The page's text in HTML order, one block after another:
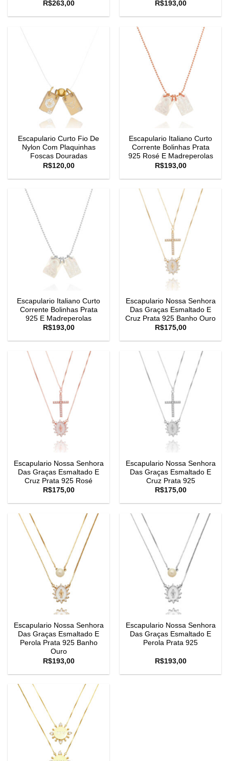
R$263,00 R$193,00
Escapulario Curto Fio De
Nylon Com Plaquinhas
Foscas Douradas
R$120,00
Escapulario Italiano Curto
Corrente Bolinhas Prata
925 Rosé E Madreperolas
R$193,00
Escapulario Italiano Curto
Corrente Bolinhas Prata
925 E Madreperolas
R$193,00
Escapulario Nossa Senhora
Das Graças Esmaltado E
Cruz Prata 925 Banho Ouro
R$175,00
Escapulario Nossa Senhora
Das Graças Esmaltado E
Cruz Prata 925 Rosé
R$175,00
Escapulario Nossa Senhora
Das Graças Esmaltado E
Cruz Prata 925
R$175,00
Escapulario Nossa Senhora
Das Graças Esmaltado E
Perola Prata 925 Banho
Ouro
R$193,00
Escapulario Nossa Senhora
Das Graças Esmaltado E
Perola Prata 925
R$193,00